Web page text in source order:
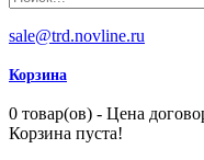
sale@trd.novline.ru
Корзина
0 товар(ов) - Цена
Корзина пуста!